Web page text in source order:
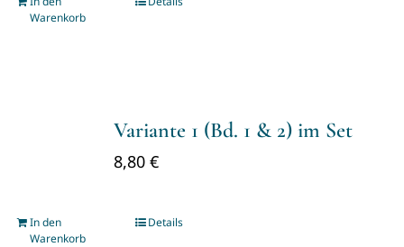
Warenkorb
Variante 1 (Bd. 1 & 2) im Set
8,80 €
In den
Warenkorb
Details